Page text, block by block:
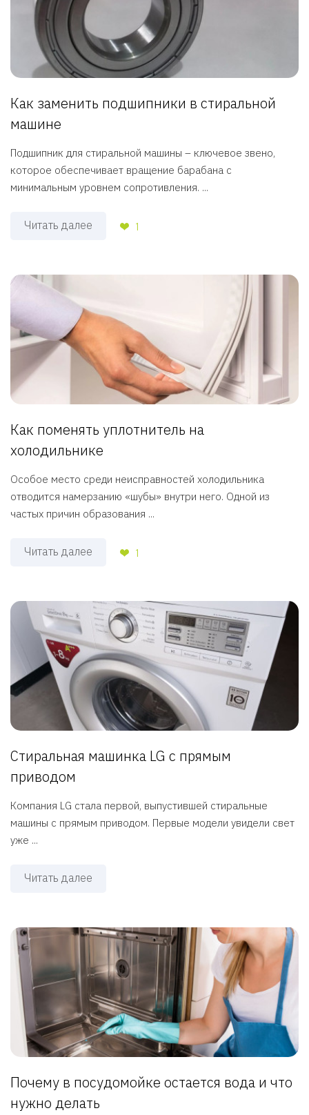
Как заменить подшипники в стиральной
машине
Подшипник для стиральной машины – ключевое звено,
которое обеспечивает вращение барабана с
минимальным уровнем сопротивления. ...
Читать далее 1
Как поменять уплотнитель на
холодильнике
Особое место среди неисправностей холодильника
отводится намерзанию «шубы» внутри него. Одной из
частых причин образования ...
Читать далее 1
Стиральная машинка LG с прямым
приводом
Компания LG стала первой, выпустившей стиральные
машины с прямым приводом. Первые модели увидели свет
уже ...
Читать далее
Почему в посудомойке остается вода и что
нужно делать